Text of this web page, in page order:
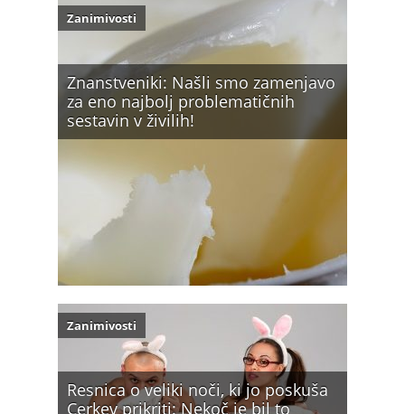
Znanstveniki: Našli smo zamenjavo
za eno najbolj problematičnih
sestavin v živilih!
Zanimivosti
Resnica o veliki noči, ki jo poskuša
Cerkev prikriti: Nekoč je bil to
Zanimivosti